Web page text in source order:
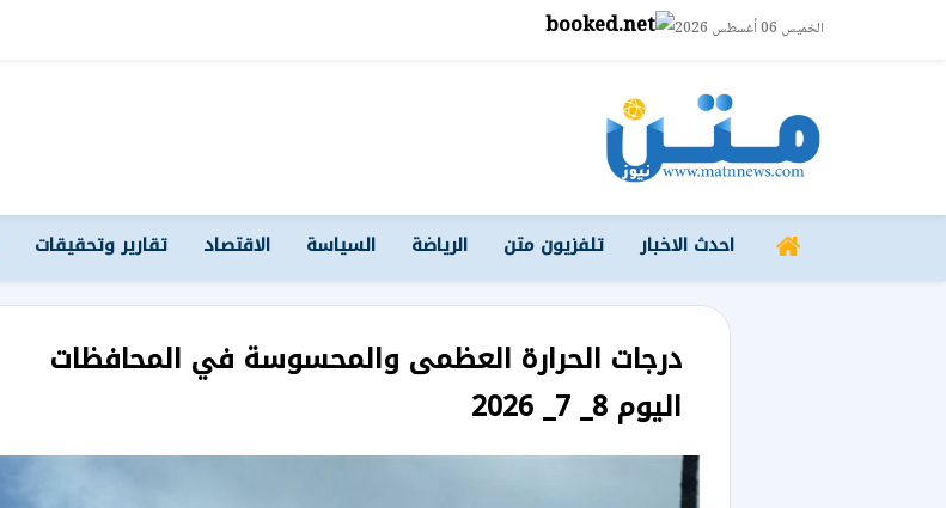
الخميس 06 أغسطس 2026
احدث الاخبار تلفزيون متن الرياضة السياسة الاقتصاد تقارير وتحقيقات
درجات الحرارة العظمى والمحسوسة في المحافظات
اليوم 8_ 7_ 2026